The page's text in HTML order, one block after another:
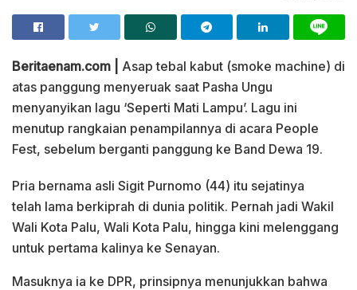
Beritaenam.com |
Asap tebal kabut (smoke machine) di
atas panggung menyeruak saat Pasha Ungu
menyanyikan lagu ‘Seperti Mati Lampu’. Lagu ini
menutup rangkaian penampilannya di acara People
Fest, sebelum berganti panggung ke Band Dewa 19.
Pria bernama asli Sigit Purnomo (44) itu sejatinya
telah lama berkiprah di dunia politik. Pernah jadi Wakil
Wali Kota Palu, Wali Kota Palu, hingga kini melenggang
untuk pertama kalinya ke Senayan.
Masuknya ia ke DPR, prinsipnya menunjukkan bahwa